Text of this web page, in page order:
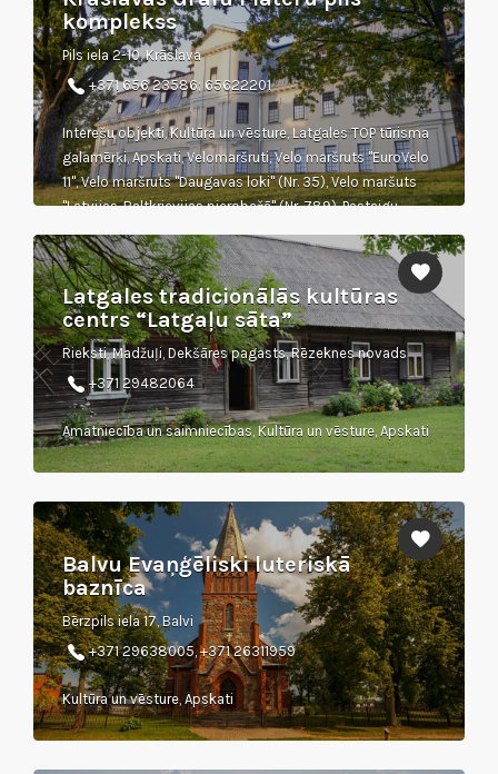
komplekss
Pils iela 2-10, Krāslava
+371 656 23586; 65622201
Interešu objekti, Kultūra un vēsture, Latgales TOP tūrisma
galamērķi, Apskati, Velomaršruti, Velo maršruts "EuroVelo
11", Velo maršruts "Daugavas loki" (Nr. 35), Velo maršuts
"Latvijas-Baltkrievijas pierobežā" (Nr. 789), Pastaigu
Latgales tradicionālās kultūras
centrs “Latgaļu sāta”
Rieksti, Madžuļi, Dekšāres pagasts, Rēzeknes novads
+371 29482064
Amatniecība un saimniecības, Kultūra un vēsture, Apskati
Balvu Evaņģēliski luteriskā
baznīca
Bērzpils iela 17, Balvi
+371 29638005, +371 26311959
Kultūra un vēsture, Apskati